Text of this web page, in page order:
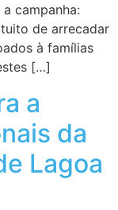
campanha:
de arrecadar
à famílias
[…]
a
da
Lagoa